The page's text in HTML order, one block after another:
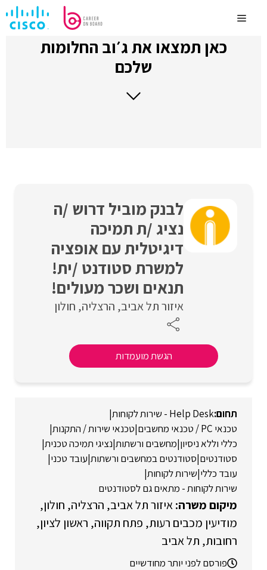
לתוכןMenu
כאן תמצאו את ג׳וב החלומות
שלכם
לבנק מוביל דרוש /ה
נציג /ת תמיכה
דיגיטלית עם אופציה
למשרת סטודנט /ית!
תנאים ושכר מעולים!
איזור תל אביב הרצליה חולון
הגשת מועמדות
Help Desk - שירות לקוחות
|
טכנאי PC / טכנאי מחשבים
|טכנאי שירות / התקנות|
כללי וללא ניסיון|מחשבים ורשתות|נציגי תמיכה טכנית|
סטודנטים|סטודנטים במחשבים ורשתות|עובד טכני|
עובד כללי|שירות לקוחות|
שירות לקוחות - מתאים גם לסטודנטים
איזור תל אביב הרצליה חולון
מודיעין מכבים רעות פתח תקווה ראשון לציון
רחובות תל אביב
פורסם לפני יותר מחודשיים